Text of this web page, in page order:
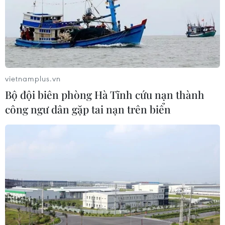
Quảng Trị Lê Quang Thuận cho biết đến 17 giờ ngày
22/10, vẫn còn 3 xã Hướng Việt, Hướng Lập và Hướng
Sơn bị cô lập, với khoảng 5.680 người
vietnamplus.vn
Bộ đội biên phòng Hà Tĩnh cứu nạn thành
công ngư dân gặp tai nạn trên biển